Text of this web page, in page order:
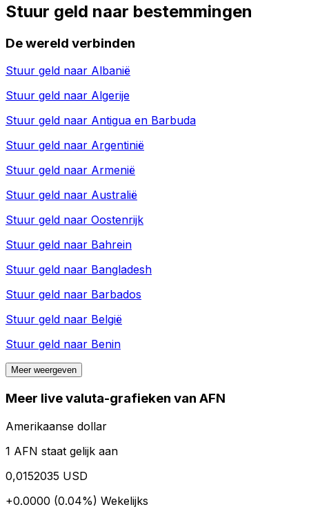
Stuur geld naar bestemmingen
De wereld verbinden
Stuur geld naar Albanië
Stuur geld naar Algerije
Stuur geld naar Antigua en Barbuda
Stuur geld naar Argentinië
Stuur geld naar Armenië
Stuur geld naar Australië
Stuur geld naar Oostenrijk
Stuur geld naar Bahrein
Stuur geld naar Bangladesh
Stuur geld naar Barbados
Stuur geld naar België
Stuur geld naar Benin
Meer weergeven
Meer live valuta-grafieken van AFN
Amerikaanse dollar
1 AFN staat gelijk aan
0,0152035 USD
+0.0000 (0.04%) Wekelijks